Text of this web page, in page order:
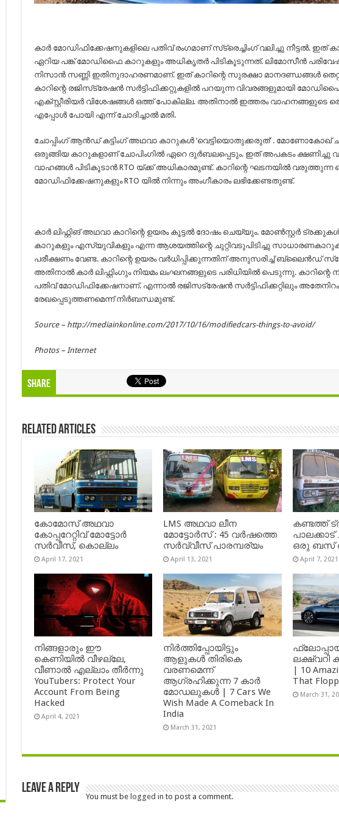
കാര്‍ മോഡിഫിക്കേഷനുകളിലെ പതിവ് രംഗമാണ് സ്‌ട്രെച്ചിംഗ് വലിച്ചു നീട്ടൽ. ഇത്
ഏറിയ പങ്ക് മോഡിഫൈ കാറുകളും അധികൃതര്‍ പിടികൂടുന്നത്. ലിമോസീന്‍
നിസാന്‍ സണ്ണി ഇതിനുദാഹരണമാണ്. ഇത് കാറിന്റെ സുരക്ഷാ മാനദണ്ഡങ്ങൾ
കാറിന്റെ രജിസ്‌ട്രേഷന്‍ സര്‍ട്ടിഫിക്കറ്റുകളില്‍ പറയുന്ന വിവരങ്ങളുമായി
എക്സ്റ്റീരിയര്‍ വിശേഷങ്ങള്‍ ഒത്ത് പോകില്ല. അതിനാൽ ഇത്തരം വാഹനങ്ങളുടെ
എപ്പോൾ പോയി എന്ന് ചോദിച്ചാൽ മതി.
ചോപ്പിംഗ് ആന്‍ഡ് കട്ടിംഗ് അഥവാ കാറുകൾ ‘വെട്ടിയൊതുക്കരുത്’ . മോണോകോഖ്
ഒരുങ്ങിയ കാറുകളാണ് ചോപിംഗില്‍ ഏറെ ദുര്‍ബലപ്പെടും. ഇത് അപകടം ക്ഷണിച്ചു
വാഹങ്ങൾ പിടികൂടാന്‍ RTO യ്ക്ക് അധികാരമുണ്ട്. കാറിന്റെ ഘടനയില്‍
മോഡിഫിക്കേഷനുകളും RTO യില്‍ നിന്നും അംഗീകാരം ലഭിക്കേണ്ടതുണ്ട്.
കാർ ലിഫ്റ്റിങ് അഥവാ കാറിന്റെ ഉയരം കൂട്ടൽ ദോഷം ചെയ്യും. മോണ്‍സ്റ്റര്‍
കാറുകളും എസ്‌യുവികളും എന്ന ആശയത്തിന്റെ ചുറ്റിവടുപിടിച്ചു
പരീക്ഷണം വേണ്ട. കാറിന്റെ ഉയരം വര്‍ധിപ്പിക്കുന്നതിന് അനുസരിച്ച് ബ്ലൈന്‍ഡ്
അതിനാല്‍ കാര്‍ ലിഫ്റ്റിംഗും നിയമം ലംഘനങ്ങളുടെ പരിധിയിൽ പെടുന്നു. കാറിന്റെ
പതിവ് മോഡിഫിക്കേഷനാണ്. എന്നാല്‍ രജിസട്രേഷൻ സർട്ടിഫിക്കറ്റിലും
രേഖപ്പെടുത്തണമെന്ന് നിർബന്ധമുണ്ട്.
Source – http://mediainkonline.com/2017/10/16/modifiedcars-things-to-avoid/
Photos – Internet
Share
Related Articles
കോമോസ് അഥവാ
കോപ്പറേറ്റിവ് മോട്ടോര്‍
സര്‍വീസ്, കൊല്ലം
April 17, 2021
LMS അഥവാ ലീന
മോട്ടോർസ് : 45 വർഷത്തെ
സർവ്വീസ് പാരമ്പര്യം
April 13, 2021
കണ്ടത്ത്
പാലക്കാട്
ഒരു ബസ്
April 7, 2021
നിങ്ങളാരും ഈ
കെണിയിൽ വീഴല്ലേ,
വീണാൽ എല്ലാം തീർന്നു
YouTubers: Protect Your
Account From Being
Hacked
April 4, 2021
നിർത്തിപ്പോയിട്ടും
ആളുകൾ തിരികെ
വരണമെന്ന്
ആഗ്രഹിക്കുന്ന 7 കാർ
മോഡലുകൾ | 7 Cars We
Wish Made A Comeback In
India
March 31, 2021
| 10
That
March 31,
Leave a Reply
You must be logged in to post a comment.